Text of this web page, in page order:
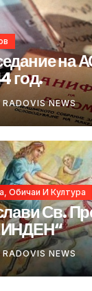
год.
RADOVIS NEWS
Обичаи И Култура
Св.
RADOVIS NEWS